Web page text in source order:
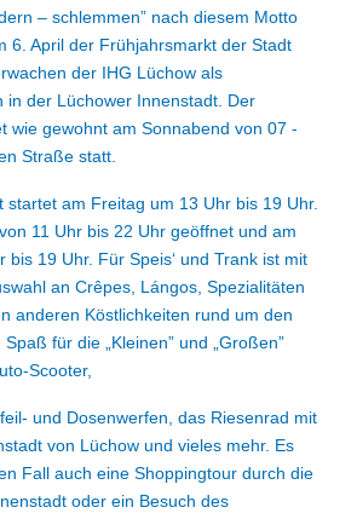
– schlemmen” nach diesem Motto
6. April der Frühjahrsmarkt der Stadt
der IHG Lüchow als
in der Lüchower Innenstadt. Der
wie gewohnt am Sonnabend von 07 -
Straße statt.
startet am Freitag um 13 Uhr bis 19 Uhr.
11 Uhr bis 22 Uhr geöffnet und am
bis 19 Uhr. Für Speis‘ und Trank ist mit
an Crêpes, Lángos, Spezialitäten
anderen Köstlichkeiten rund um den
für die „Kleinen” und „Großen”
Scooter,
und Dosenwerfen, das Riesenrad mit
von Lüchow und vieles mehr. Es
Fall auch eine Shoppingtour durch die
oder ein Besuch des